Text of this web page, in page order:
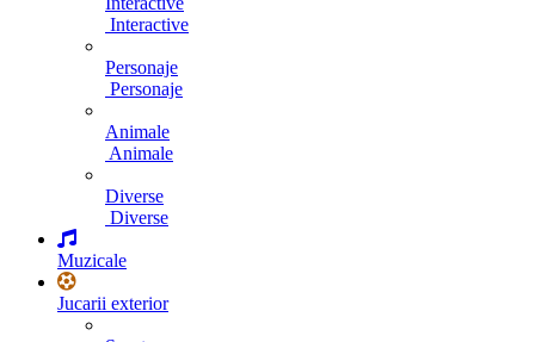
Interactive
Personaje
Personaje
Animale
Animale
Diverse
Diverse
Muzicale
Jucarii exterior